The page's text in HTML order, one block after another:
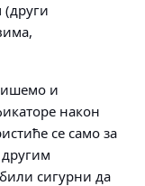
(други
и
након
се само за
сигурни да